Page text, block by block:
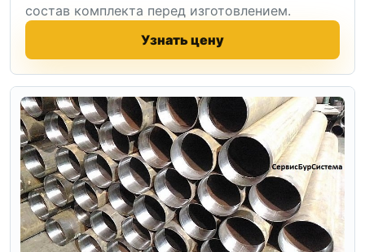
состав комплекта перед изготовлением.
Узнать цену